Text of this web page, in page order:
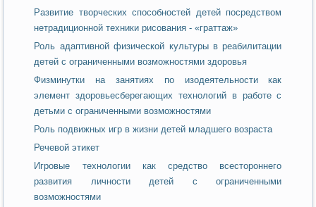
Развитие творческих способностей детей посредством
нетрадиционной техники рисования - «граттаж»
Роль адаптивной физической культуры в реабилитации
детей с ограниченными возможностями здоровья
Физминутки на занятиях по изодеятельности как
элемент здоровьесберегающих технологий в работе с
детьми с ограниченными возможностями
Роль подвижных игр в жизни детей младшего возраста
Речевой этикет
Игровые технологии как средство всестороннего
развития личности детей с ограниченными
возможностями